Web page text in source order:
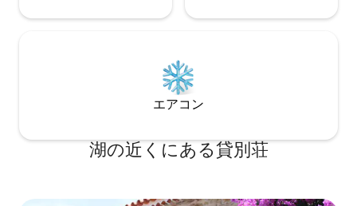
エアコン
湖の近くにある貸別荘